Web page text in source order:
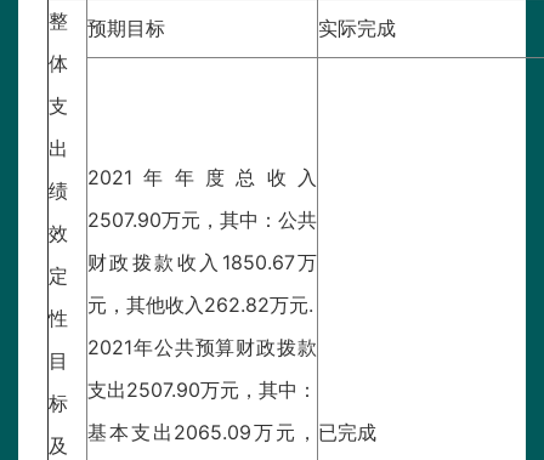
整
体
支
出
绩
效
定
性
目
标
及
预期目标 实际完成
2021年年度总收入
2507.90万元，其中：公共
财政拨款收入1850.67万
元，其他收入262.82万元.
2021年公共预算财政拨款
支出2507.90万元，其中：
基本支出2065.09万元， 已完成